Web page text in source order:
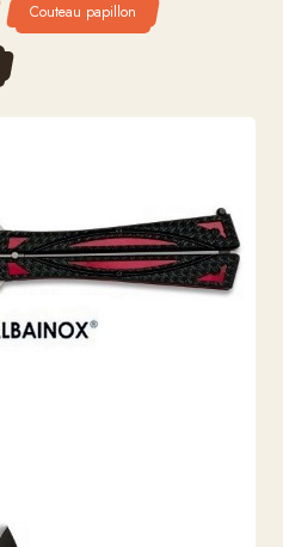
Couteau papillon